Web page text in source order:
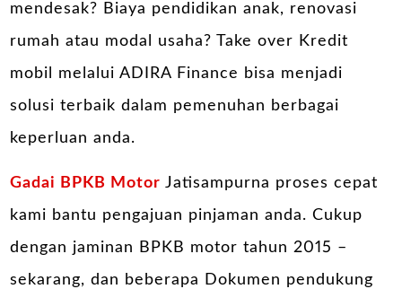
mendesak? Biaya pendidikan anak, renovasi
rumah atau modal usaha? Take over Kredit
mobil melalui ADIRA Finance bisa menjadi
solusi terbaik dalam pemenuhan berbagai
keperluan anda.
Gadai BPKB Motor Jatisampurna proses cepat
kami bantu pengajuan pinjaman anda. Cukup
dengan jaminan BPKB motor tahun 2015 –
sekarang, dan beberapa Dokumen pendukung